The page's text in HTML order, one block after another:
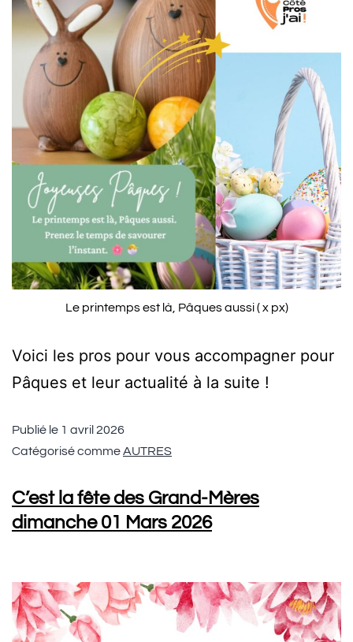
Le printemps est là, Pâques aussi ( x px)
Voici les pros pour vous accompagner pour
Pâques et leur actualité à la suite !
Publié le 1 avril 2026
Catégorisé commeAUTRES
C’est la fête des Grand-Mères
dimanche 01 Mars 2026